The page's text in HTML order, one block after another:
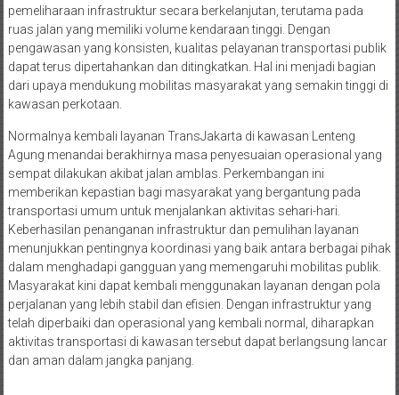
pemeliharaan infrastruktur secara berkelanjutan, terutama pada
ruas jalan yang memiliki volume kendaraan tinggi. Dengan
pengawasan yang konsisten, kualitas pelayanan transportasi publik
dapat terus dipertahankan dan ditingkatkan. Hal ini menjadi bagian
dari upaya mendukung mobilitas masyarakat yang semakin tinggi di
kawasan perkotaan.
Normalnya kembali layanan TransJakarta di kawasan Lenteng
Agung menandai berakhirnya masa penyesuaian operasional yang
sempat dilakukan akibat jalan amblas. Perkembangan ini
memberikan kepastian bagi masyarakat yang bergantung pada
transportasi umum untuk menjalankan aktivitas sehari-hari.
Keberhasilan penanganan infrastruktur dan pemulihan layanan
menunjukkan pentingnya koordinasi yang baik antara berbagai pihak
dalam menghadapi gangguan yang memengaruhi mobilitas publik.
Masyarakat kini dapat kembali menggunakan layanan dengan pola
perjalanan yang lebih stabil dan efisien. Dengan infrastruktur yang
telah diperbaiki dan operasional yang kembali normal, diharapkan
aktivitas transportasi di kawasan tersebut dapat berlangsung lancar
dan aman dalam jangka panjang.